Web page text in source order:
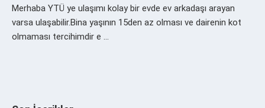
Merhaba YTÜ ye ulaşımı kolay bir evde ev arkadaşı arayan
varsa ulaşabilir.Bina yaşının 15den az olması ve dairenin kot
olmaması tercihimdir e …